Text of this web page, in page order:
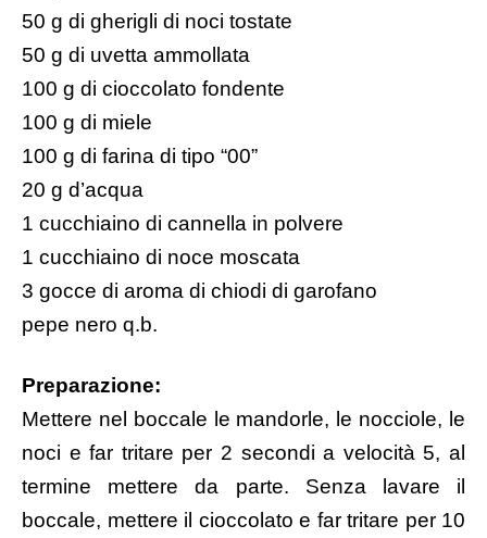
50 g di gherigli di noci tostate
50 g di uvetta ammollata
100 g di cioccolato fondente
100 g di miele
100 g di farina di tipo “00”
20 g d’acqua
1 cucchiaino di cannella in polvere
1 cucchiaino di noce moscata
3 gocce di aroma di chiodi di garofano
pepe nero q.b.
Preparazione:
Mettere nel boccale le mandorle, le nocciole, le
noci e far tritare per 2 secondi a velocità 5, al
termine mettere da parte. Senza lavare il
boccale, mettere il cioccolato e far tritare per 10